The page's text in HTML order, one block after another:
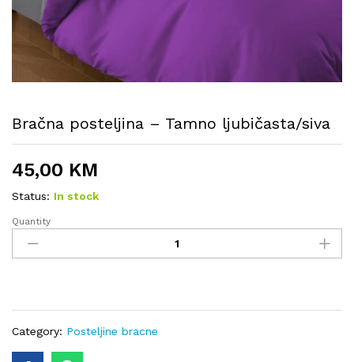
Bračna posteljina – Tamno ljubičasta/siva
45,00 KM
Status: In stock
Bračna
posteljina
-
quantity
Quantity
Category: Posteljine bracne